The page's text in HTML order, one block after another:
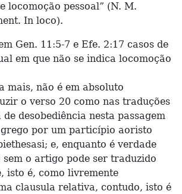
locomoção pessoal” (N. M.
In loco).
11:5-7 e Efe. 2:17 casos de
em que não se indica locomoção
não é em absoluto
o verso 20 como nas traduções
desobediência nesta passagem
grego por um particípio aoristo
e, enquanto é verdade
o artigo pode ser traduzido
isto é, como livremente
clausula relativa, contudo, isto é